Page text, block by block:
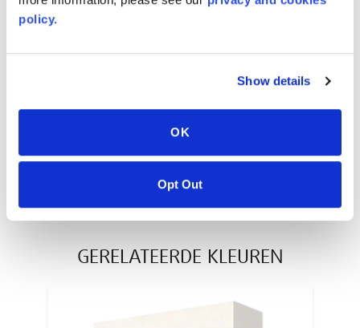
policy.
Show details
OK
Opt Out
Warranty
DATUM GEPUBLICEERD:
GERELATEERDE KLEUREN